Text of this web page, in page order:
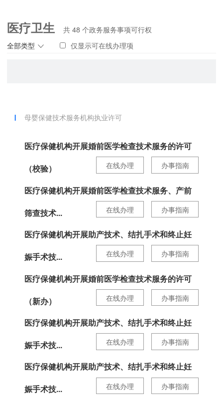
医疗卫生
全部类型
共48 个政务服务事项可行权
仅显示可在线办理项
母婴保健技术服务机构执业许可
医疗保健机构开展婚前医学检查技术服务的许可
（校验） 办事指南
在线办理
医疗保健机构开展婚前医学检查技术服务、产前
筛查技术... 办事指南
在线办理
医疗保健机构开展助产技术、结扎手术和终止妊
娠手术技... 办事指南
在线办理
医疗保健机构开展婚前医学检查技术服务的许可
（新办） 办事指南
在线办理
医疗保健机构开展助产技术、结扎手术和终止妊
娠手术技... 办事指南
在线办理
医疗保健机构开展助产技术、结扎手术和终止妊
娠手术技... 办事指南
在线办理